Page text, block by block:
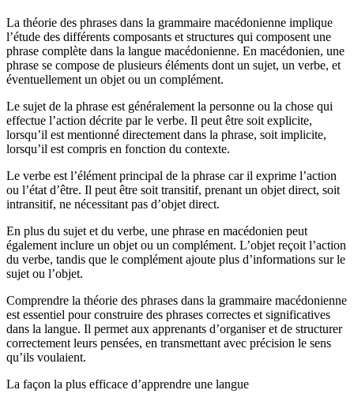
La théorie des phrases dans la grammaire macédonienne implique
l’étude des différents composants et structures qui composent une
phrase complète dans la langue macédonienne. En macédonien, une
phrase se compose de plusieurs éléments dont un sujet, un verbe, et
éventuellement un objet ou un complément.
Le sujet de la phrase est généralement la personne ou la chose qui
effectue l’action décrite par le verbe. Il peut être soit explicite,
lorsqu’il est mentionné directement dans la phrase, soit implicite,
lorsqu’il est compris en fonction du contexte.
Le verbe est l’élément principal de la phrase car il exprime l’action
ou l’état d’être. Il peut être soit transitif, prenant un objet direct, soit
intransitif, ne nécessitant pas d’objet direct.
En plus du sujet et du verbe, une phrase en macédonien peut
également inclure un objet ou un complément. L’objet reçoit l’action
du verbe, tandis que le complément ajoute plus d’informations sur le
sujet ou l’objet.
Comprendre la théorie des phrases dans la grammaire macédonienne
est essentiel pour construire des phrases correctes et significatives
dans la langue. Il permet aux apprenants d’organiser et de structurer
correctement leurs pensées, en transmettant avec précision le sens
qu’ils voulaient.
La façon la plus efficace d’apprendre une langue